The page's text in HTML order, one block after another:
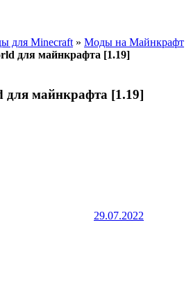
для Minecraft » Моды на Майнкрафт
для майнкрафта [1.19]
для майнкрафта [1.19]
29.07.2022